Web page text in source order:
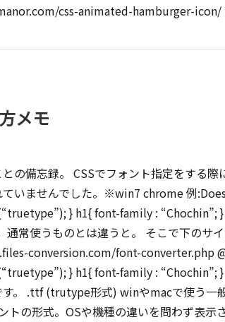
css-animated-hamburger-icon/
メモ
の備忘録。 CSSでフォント指定をする
いませんでした。※win7 chrome 例
} h1{ font-family : “Chochin”;
通常使うものとは違うと。 そこで下のサ
conversion.com/font-converter.php
} h1{ font-family : “Chochin”;
す。 .ttf (trutype形式) winやmacで使う
トの形式。OSや機種の違いを問わず表